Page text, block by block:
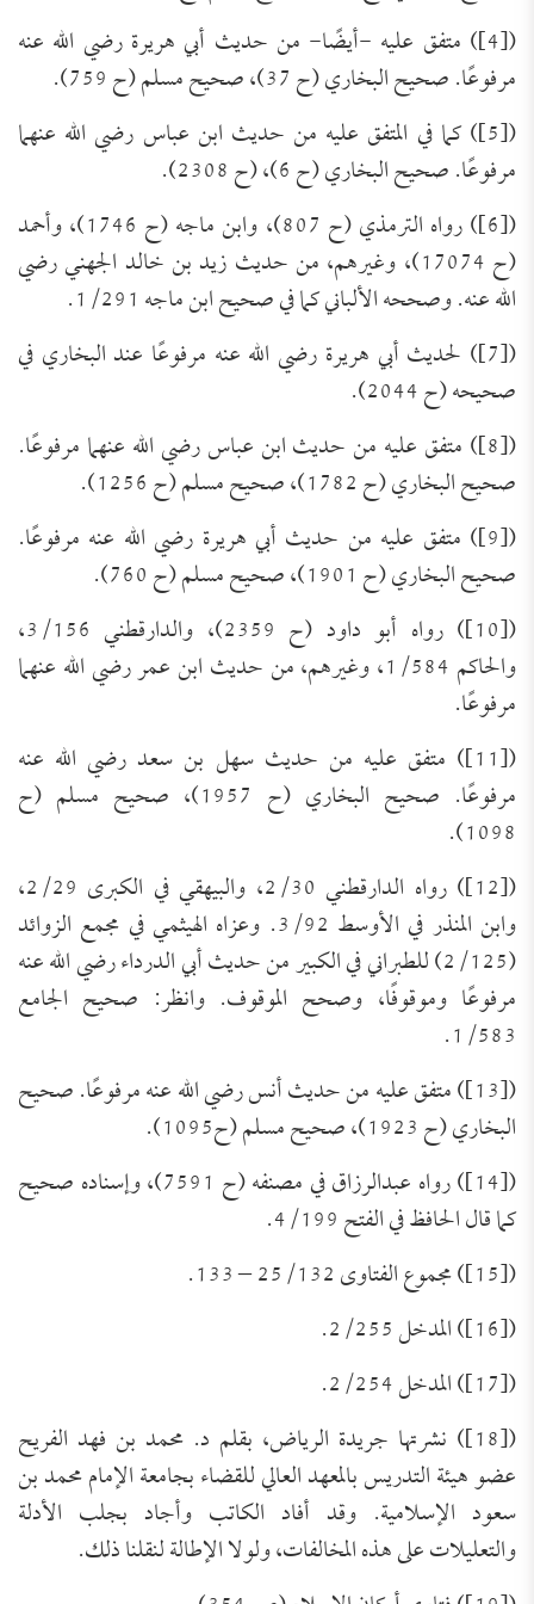
([4]) متفق عليه -أيضًا- من حديث أبي هريرة رضي الله عنه
مرفوعًا. صحيح البخاري (ح 37)، صحيح مسلم (ح 759).
([5]) كما في المتفق عليه من حديث ابن عباس رضي الله عنهما
مرفوعًا. صحيح البخاري (ح 6)، (ح 2308).
([6]) رواه الترمذي (ح 807)، وابن ماجه (ح 1746)، وأحمد
(ح 17074)، وغيرهم، من حديث زيد بن خالد الجهني رضي
الله عنه. وصححه الألباني كما في صحيح ابن ماجه 1/291.
([7]) لحديث أبي هريرة رضي الله عنه مرفوعًا عند البخاري في
صحيحه (ح 2044).
([8]) متفق عليه من حديث ابن عباس رضي الله عنهما مرفوعًا.
صحيح البخاري (ح 1782)، صحيح مسلم (ح 1256).
([9]) متفق عليه من حديث أبي هريرة رضي الله عنه مرفوعًا.
صحيح البخاري (ح 1901)، صحيح مسلم (ح 760).
([10]) رواه أبو داود (ح 2359)، والدارقطني 3/156،
والحاكم 1/584، وغيرهم، من حديث ابن عمر رضي الله عنهما
مرفوعًا.
([11]) متفق عليه من حديث سهل بن سعد رضي الله عنه
مرفوعًا. صحيح البخاري (ح 1957)، صحيح مسلم (ح
1098).
([12]) رواه الدارقطني 2/30، والبيهقي في الكبرى 2/29،
وابن المنذر في الأوسط 3/92. وعزاه الهيثمي في مجمع الزوائد
(2/125) للطبراني في الكبير من حديث أبي الدرداء رضي الله عنه
مرفوعًا وموقوفًا، وصحح الموقوف. وانظر: صحيح الجامع
1/583.
([13]) متفق عليه من حديث أنس رضي الله عنه مرفوعًا. صحيح
البخاري (ح 1923)، صحيح مسلم (ح1095).
([14]) رواه عبدالرزاق في مصنفه (ح 7591)، وإسناده صحيح
كما قال الحافظ في الفتح 4/199.
([15]) مجموع الفتاوى 25/132 – 133.
([16]) المدخل 2/255.
([17]) المدخل 2/254.
([18]) نشرتها جريدة الرياض، بقلم د. محمد بن فهد الفريح
عضو هيئة التدريس بالمعهد العالي للقضاء بجامعة الإمام محمد بن
سعود الإسلامية. وقد أفاد الكاتب وأجاد بجلب الأدلة
والتعليلات على هذه المخالفات، ولولا الإطالة لنقلنا ذلك.